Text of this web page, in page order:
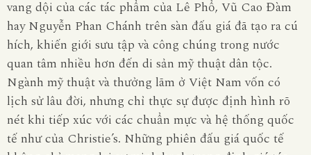
vang dội của các tác phẩm của Lê Phổ, Vũ Cao Đàm
hay Nguyễn Phan Chánh trên sàn đấu giá đã tạo ra cú
hích, khiến giới sưu tập và công chúng trong nước
quan tâm nhiều hơn đến di sản mỹ thuật dân tộc.
Ngành mỹ thuật và thưởng lãm ở Việt Nam vốn có
lịch sử lâu đời, nhưng chỉ thực sự được định hình rõ
nét khi tiếp xúc với các chuẩn mực và hệ thống quốc
tế như của Christie’s. Những phiên đấu giá quốc tế